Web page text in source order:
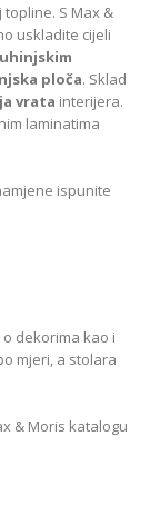
S Max &
uskladite cijeli
ploča. Sklad
vrata interijera.
laminatima
ispunite
dekorima kao i
mjeri, a stolara
& Moris katalogu